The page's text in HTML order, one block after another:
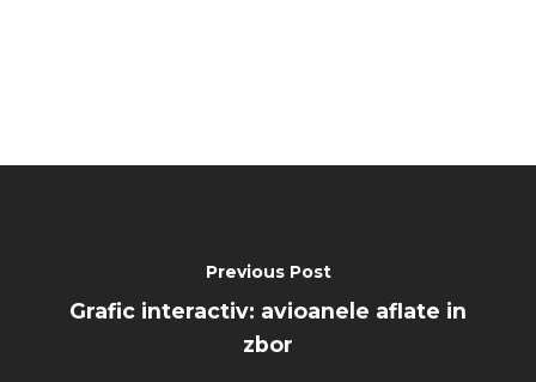
Previous Post
Grafic interactiv: avioanele aflate in
zbor